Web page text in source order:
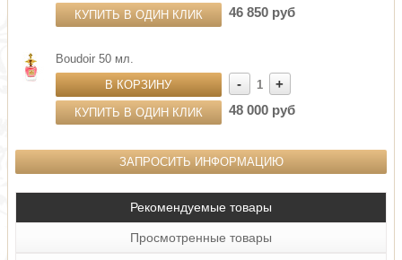
КУПИТЬ В ОДИН КЛИК
46 850 руб
Boudoir 50 мл.
В КОРЗИНУ
КУПИТЬ В ОДИН КЛИК
- 1
+
48 000 руб
ЗАПРОСИТЬ ИНФОРМАЦИЮ
Рекомендуемые товары
Просмотренные товары